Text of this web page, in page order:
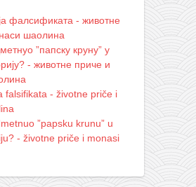
фалсификата - животне
шаолина
”папску круну” у
- животне приче и
falsifikata - životne priče i
”papsku krunu” u
- životne priče i monasi